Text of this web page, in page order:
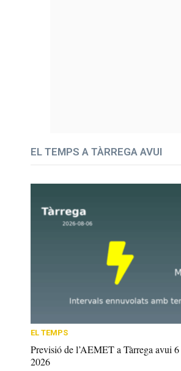
EL TEMPS A TÀRREGA AVUI
EL TEMPS
Previsió de l’AEMET a Tàrrega avui
2026